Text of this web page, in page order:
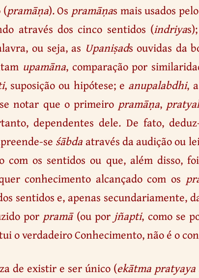
(pramāṇa). Os pramāṇas mais usados pelo
através dos cinco sentidos (indriyas);
ou seja, as Upaniṣads ouvidas da
upamāna, comparação por
, suposição ou hipótese; e anupalabdhi,
notar que o primeiro pramāṇa,
dependentes dele. De fato,
se śābdaatravés da audição ou
com os sentidos ou que, além disso,
conhecimento alcançado com os
sentidos e, apenas secundariamente,
por pramā(ou por jñapti, como se
o verdadeiro Conhecimento, não é o
de existir e ser único (ekātma pratyaya